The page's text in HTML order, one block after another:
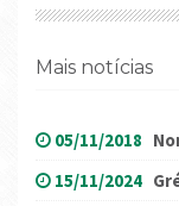
Mais notícias
05/11/2018
15/11/2024